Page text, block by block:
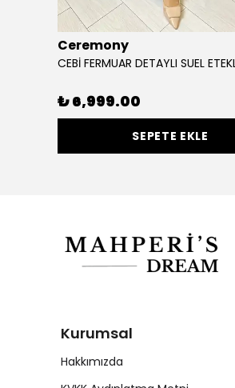
Ceremony
CEBİ FERMUAR DETAYLI SUEL
₺ 6,999.00
SEPETE EKLE
Kurumsal
Hakkımızda